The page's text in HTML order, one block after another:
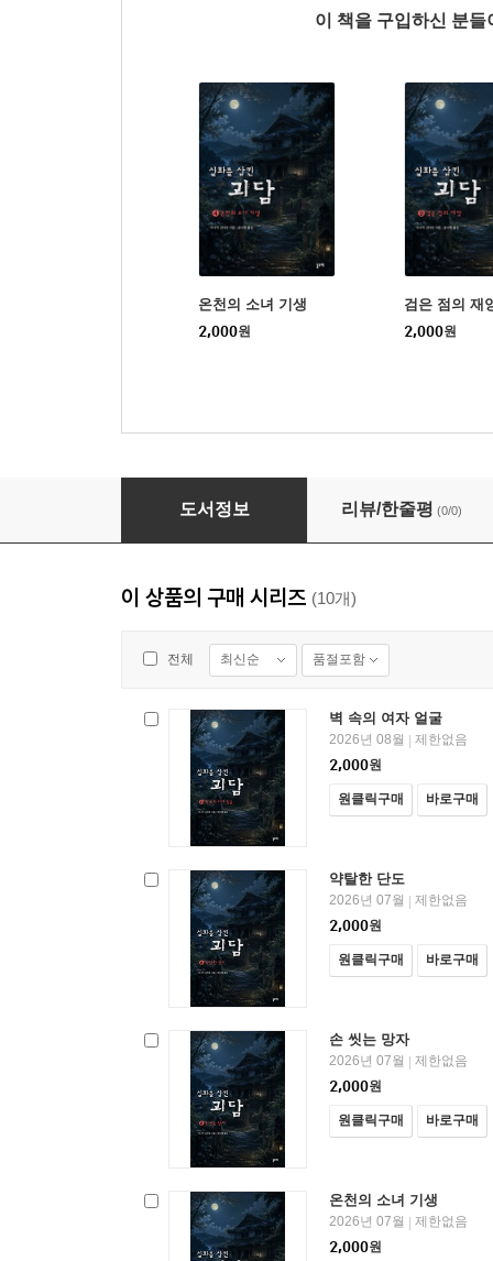
이 책을 구입하신 분
온천의 소녀 기생
2,000원
검은 점의 재
2,000원
가보 인형
도서정보 리뷰/한줄평 (0/0)
이 상품의 구매 시리즈 (10개)
전체 최신순 품절포함
벽 속의 여자 얼굴
2026년 08월
제한없음
2,000원
원클릭구매 바로구매
약탈한 단도
2026년 07월
제한없음
2,000원
원클릭구매 바로구매
손 씻는 망자
2026년 07월
제한없음
2,000원
원클릭구매 바로구매
온천의 소녀 기생
2026년 07월
제한없음
2,000원